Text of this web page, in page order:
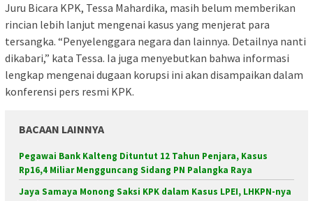
Juru Bicara KPK, Tessa Mahardika, masih belum memberikan
rincian lebih lanjut mengenai kasus yang menjerat para
tersangka. “Penyelenggara negara dan lainnya. Detailnya nanti
dikabari,” kata Tessa. Ia juga menyebutkan bahwa informasi
lengkap mengenai dugaan korupsi ini akan disampaikan dalam
konferensi pers resmi KPK.
BACAAN LAINNYA
Pegawai Bank Kalteng Dituntut 12 Tahun Penjara, Kasus
Rp16,4 Miliar Mengguncang Sidang PN Palangka Raya
Jaya Samaya Monong Saksi KPK dalam Kasus LPEI, LHKPN-nya